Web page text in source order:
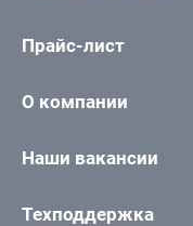
Прайс-лист
О компании
Наши вакансии
Техподдержка